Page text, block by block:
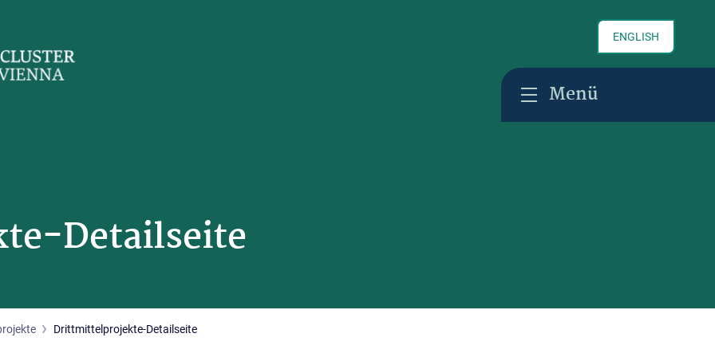
ENGLISH
Menü
Detailseite
Drittmittelprojekte-Detailseite